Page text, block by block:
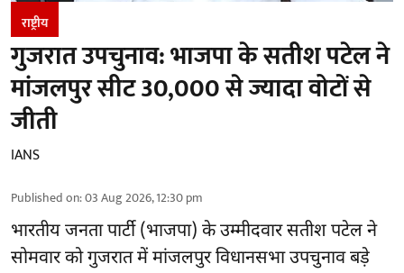
राष्ट्रीय
गुजरात उपचुनाव: भाजपा के सतीश पटेल ने
मांजलपुर सीट 30,000 से ज्यादा वोटों से
जीती
IANS
Published on:03 Aug 2026, 12:30 pm
भारतीय जनता पार्टी (भाजपा) के उम्मीदवार सतीश पटेल ने
सोमवार को गुजरात में मांजलपुरविधानसभा उपचुनावबड़े